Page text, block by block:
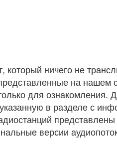
ничего не
на нашем
для ознакомления.
в разделе с
версии